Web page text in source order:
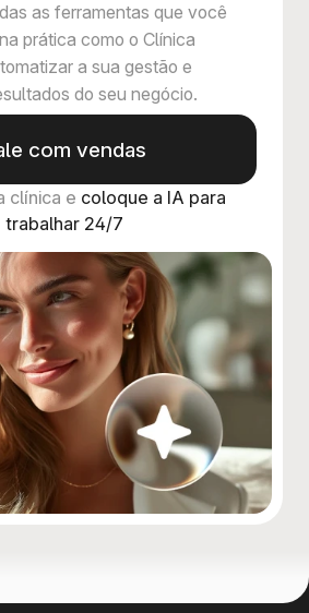
as ferramentas que você
prática como o Clínica
a sua gestão e
do seu negócio.
com vendas
clínica e coloque a IA para
trabalhar 24/7